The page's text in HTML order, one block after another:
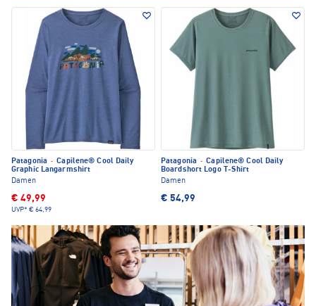
Patagonia · Capilene® Cool Daily
Graphic Langarmshirt
Damen
€ 49,99
UVP* € 64,99
Patagonia · Capilene® Cool Daily
Boardshort Logo T-Shirt
Damen
€ 54,99